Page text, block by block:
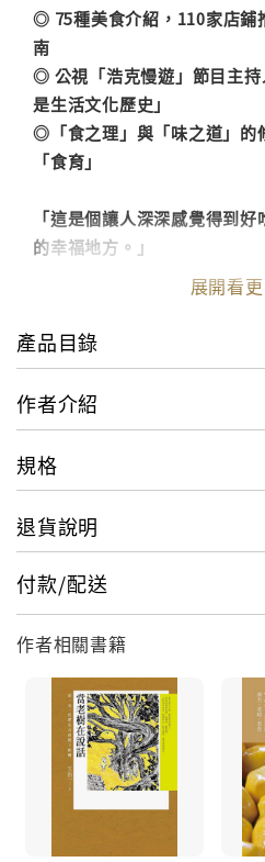
◎ 75種美食介紹，110家店鋪
南
◎ 公視「浩克慢遊」節目主
是生活文化歷史」
◎ 「食之理」與「味之道」
「食育」
「這是個讓人深深感覺得到
的幸福地方。」
關於台南美食的一槌定音之作！
在小吃首都，信步漫遊，隨處
吃食肆。只不過在府城，除
演變，也記錄前人的菜香餘韻。
王浩一繼暢銷作品《慢食府
史為緯，王浩一縱橫其中，
探討「食物的四度空間」，
氣質韻味、市井聲響，寫出府
小吃研究所下冊，必修學分介
學分七：糯米的傳統美食
米糕粥、糯米大腸、花生菜
傳統美食的精髓，糯米總留
展開看
產品目錄
作者介紹
規格
退貨說明
付款/配送
作者相關書籍